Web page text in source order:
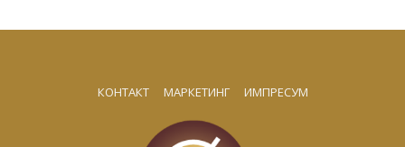
КОНТАКТ МАРКЕТИНГ ИМПРЕСУМ